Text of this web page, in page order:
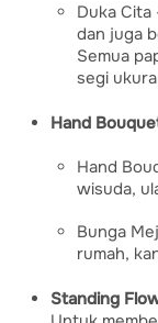
Duka Cita
dan juga
Semua
segi
Hand
Hand
wisuda,
Bunga
rumah,
Standing